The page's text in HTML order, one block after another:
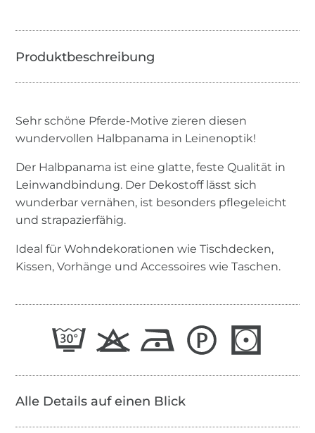
Sehr schöne Pferde-Motive zieren diesen
wundervollen Halbpanama in Leinenoptik!
Der Halbpanama ist eine glatte, feste Qualität in
Leinwandbindung. Der Dekostoff lässt sich
wunderbar vernähen, ist besonders pflegeleicht
und strapazierfähig.
Ideal für Wohndekorationen wie Tischdecken,
Kissen, Vorhänge und Accessoires wie Taschen.
Alle Details auf einen Blick